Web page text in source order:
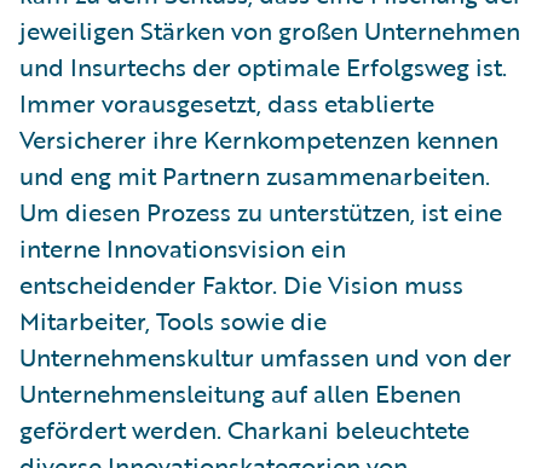
jeweiligen Stärken von großen Unternehmen
und Insurtechs der optimale Erfolgsweg ist.
Immer vorausgesetzt, dass etablierte
Versicherer ihre Kernkompetenzen kennen
und eng mit Partnern zusammenarbeiten.
Um diesen Prozess zu unterstützen, ist eine
interne Innovationsvision ein
entscheidender Faktor. Die Vision muss
Mitarbeiter, Tools sowie die
Unternehmenskultur umfassen und von der
Unternehmensleitung auf allen Ebenen
gefördert werden. Charkani beleuchtete